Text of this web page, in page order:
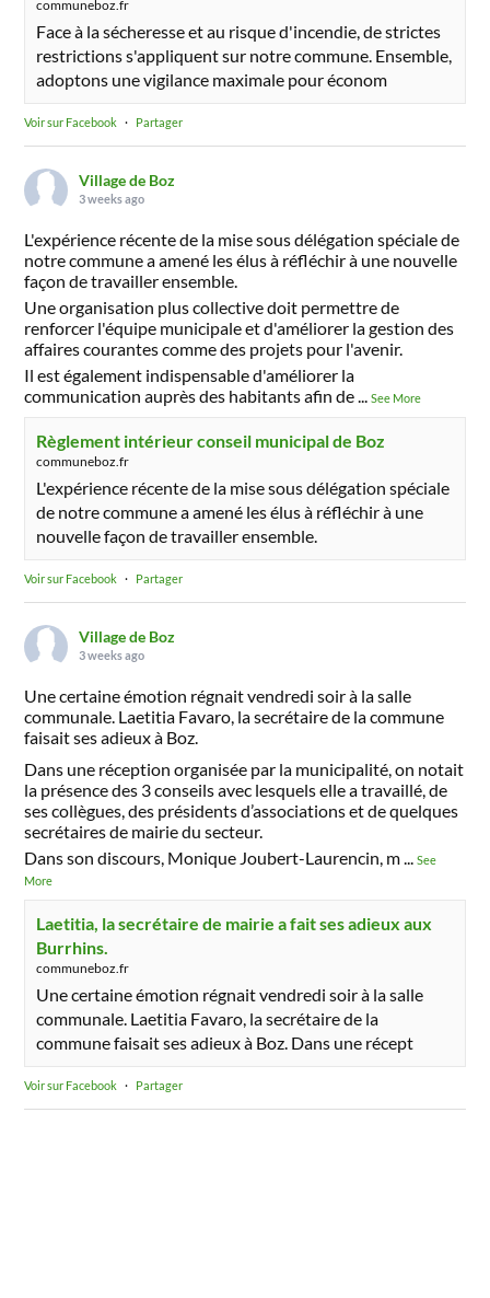
communeboz.fr
Face à la sécheresse et au risque d'incendie, de strictes
restrictions s'appliquent sur notre commune. Ensemble,
adoptons une vigilance maximale pour économ
Voir sur Facebook · Partager
Village de Boz
3 weeks ago
L'expérience récente de la mise sous délégation spéciale de
notre commune a amené les élus à réfléchir à une nouvelle
façon de travailler ensemble.
Une organisation plus collective doit permettre de
renforcer l'équipe municipale et d'améliorer la gestion des
affaires courantes comme des projets pour l'avenir.
Il est également indispensable d'améliorer la
communication auprès des habitants afin de...See More
Règlement intérieur conseil municipal de Boz
communeboz.fr
L'expérience récente de la mise sous délégation spéciale
de notre commune a amené les élus à réfléchir à une
nouvelle façon de travailler ensemble.
Voir sur Facebook · Partager
Village de Boz
3 weeks ago
Une certaine émotion régnait vendredi soir à la salle
communale. Laetitia Favaro, la secrétaire de la commune
faisait ses adieux à Boz.
Dans une réception organisée par la municipalité, on notait
la présence des 3 conseils avec lesquels elle a travaillé, de
ses collègues, des présidents d’associations et de quelques
secrétaires de mairie du secteur.
Dans son discours, Monique Joubert-Laurencin, m...See
More
Laetitia, la secrétaire de mairie a fait ses adieux aux
Burrhins.
communeboz.fr
Une certaine émotion régnait vendredi soir à la salle
communale. Laetitia Favaro, la secrétaire de la
commune faisait ses adieux à Boz. Dans une récept
Voir sur Facebook · Partager